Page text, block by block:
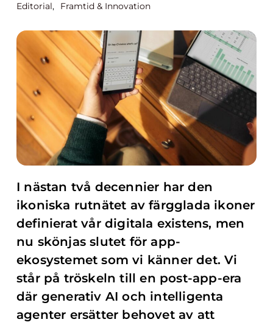
Editorial, Framtid & Innovation
I nästan två decennier har den
ikoniska rutnätet av färgglada ikoner
definierat vår digitala existens, men
nu skönjas slutet för app-
ekosystemet som vi känner det. Vi
står på tröskeln till en post-app-era
där generativ AI och intelligenta
agenter ersätter behovet av att